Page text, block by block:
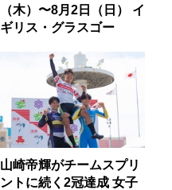
（木）〜8月2日（日） イ
ギリス・グラスゴー
山崎帝輝がチームスプリ
ントに続く2冠達成 女子